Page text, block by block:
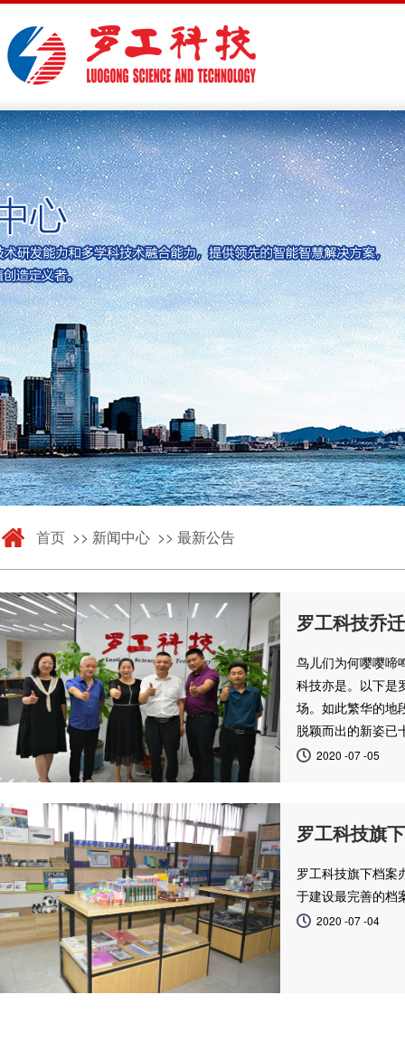
首页 >> 新闻中心 >> 最新公告
罗工科技乔
鸟儿们为何嘤嘤啼
科技亦是。以下是
场。如此繁华的地
脱颖而出的新姿已
2020 -07 -05
罗工科技旗
罗工科技旗下档案
于建设最完善的档
2020 -07 -04